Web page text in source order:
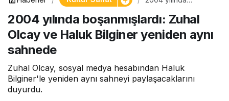
Olcay ve Haluk
Bilginer yeniden aynı
sahnede
2004 yılında boşanmışlardı: Zuhal
Olcay ve Haluk Bilginer yeniden aynı
sahnede
Zuhal Olcay, sosyal medya hesabından Haluk
Bilginer'le yeniden aynı sahneyi paylaşacaklarını
duyurdu.